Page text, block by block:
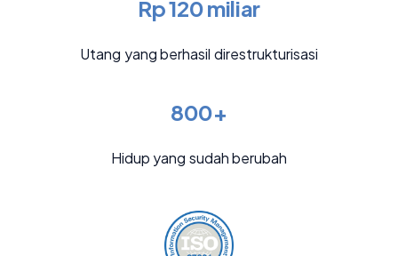
Rp 120 miliar
Utang yang berhasil direstrukturisasi
800+
Hidup yang sudah berubah